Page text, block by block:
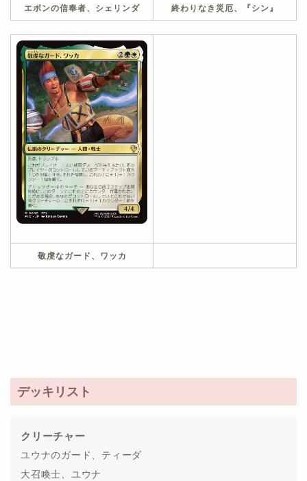
エボンの信奉者、シェリンダ 終わりなき災厄、『シン』
敬虔なガード、ワッカ
デッキリスト
クリーチャー
ユウナのガード、ティーダ
大召喚士、ユウナ